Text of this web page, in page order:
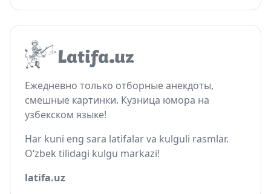
Ежедневно только отборные анекдоты,
смешные картинки. Кузница юмора на
узбекском языке!
Har kuni eng sara latifalar va kulguli rasmlar.
O‘zbek tilidagi kulgu markazi!
latifa.uz